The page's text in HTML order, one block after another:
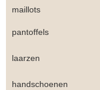
maillots
pantoffels
laarzen
handschoenen